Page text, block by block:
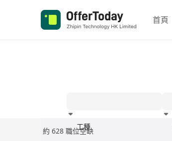
首頁
工種
約 628 職位空缺